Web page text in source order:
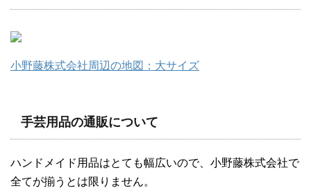
小野藤株式会社周辺の地図：大サイズ
手芸用品の通販について
ハンドメイド用品はとても幅広いので、小野藤株式会社で
全てが揃うとは限りません。